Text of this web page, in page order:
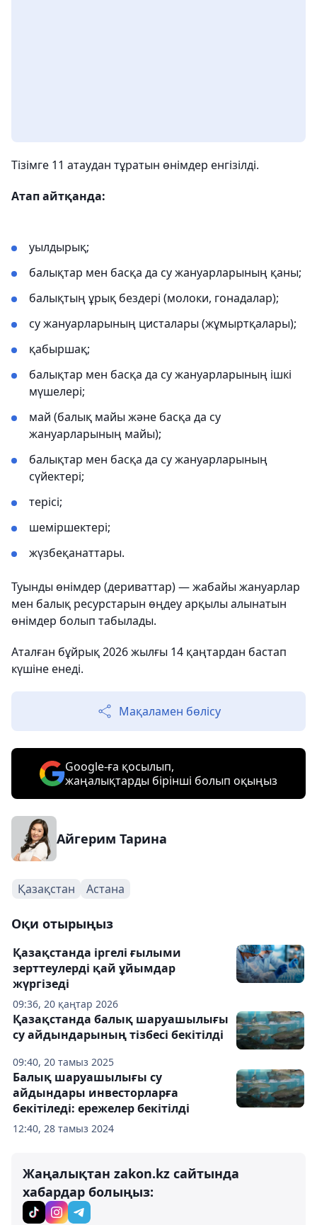
Тізімге 11 атаудан тұратын өнімдер енгізілді.
Атап айтқанда:
уылдырық;
балықтар мен басқа да су жануарларының қаны;
балықтың ұрық бездері (молоки, гонадалар);
су жануарларының цисталары (жұмыртқалары);
қабыршақ;
балықтар мен басқа да су жануарларының ішкі
мүшелері;
май (балық майы және басқа да су
жануарларының майы);
балықтар мен басқа да су жануарларының
сүйектері;
терісі;
шеміршектері;
жүзбеқанаттары.
Туынды өнімдер (дериваттар) — жабайы жануарлар
мен балық ресурстарын өңдеу арқылы алынатын
өнімдер болып табылады.
Аталған бұйрық 2026 жылғы 14 қаңтардан бастап
күшіне енеді.
Мақаламен бөлісу
Google-ға қосылып,
жаңалықтарды бірінші болып оқыңыз
Айгерим Тарина
Қазақстан Астана
Оқи отырыңыз
09:36, 20 қаңтар 2026
Қазақстанда іргелі ғылыми
зерттеулерді қай ұйымдар
жүргізеді
09:40, 20 тамыз 2025
Қазақстанда балық шаруашылығы
су айдындарының тізбесі бекітілді
12:40, 28 тамыз 2024
Балық шаруашылығы су
айдындары инвесторларға
бекітіледі: ережелер бекітілді
Жаңалықтан zakon.kz сайтында
хабардар болыңыз: